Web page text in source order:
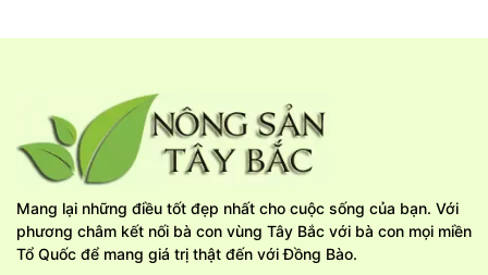
Mang lại những điều tốt đẹp nhất cho cuộc sống của bạn. Với
phương châm kết nối bà con vùng Tây Bắc với bà con mọi miền
Tổ Quốc để mang giá trị thật đến với Đồng Bào.